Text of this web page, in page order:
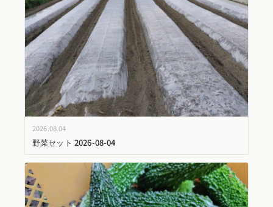
2026.08.04
野菜セット 2026-08-04